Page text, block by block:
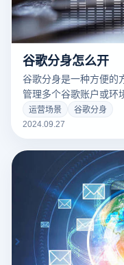
谷歌分身怎么开
谷歌分身是一种方便的
管理多个谷歌账户或环
通过建立不同的用户
歌浏览器，点击右上角
身，以便每个分身器可
外，用户还可以使用
据的情况下浏览多个帐
运营场景
谷歌分身
2024.09.27